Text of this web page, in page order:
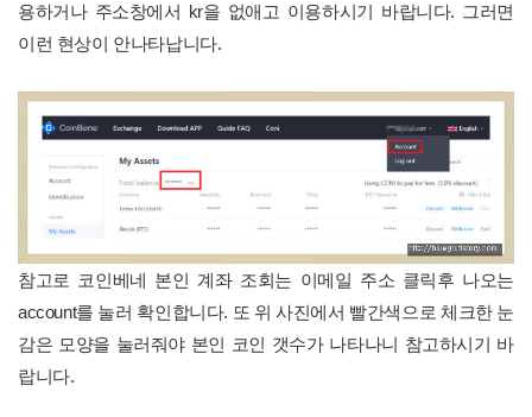
용하거나 주소창에서 kr을 없애고 이용하시기 바랍니다. 그러면
이런 현상이 안나타납니다.
참고로 코인베네 본인 계좌 조회는 이메일 주소 클릭후 나오는
account를 눌러 확인합니다. 또 위 사진에서 빨간색으로 체크한 눈
감은 모양을 눌러줘야 본인 코인 갯수가 나타나니 참고하시기 바
랍니다.